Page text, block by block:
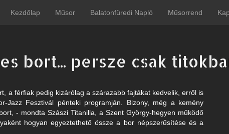
Kezdőlap Műsor Balatonfüredi Napló Műsorrend
bort... persze csak
a férfiak pedig kizárólag a szárazabb fajtákat kedvelik, erről is
Jazz Fesztivál pénteki programján. Bizony, még a kemény
- mondta Szászi Titanilla, a Szent György-hegyen működő
hogyan egyeztethető össze a bor népszerűsítése és a